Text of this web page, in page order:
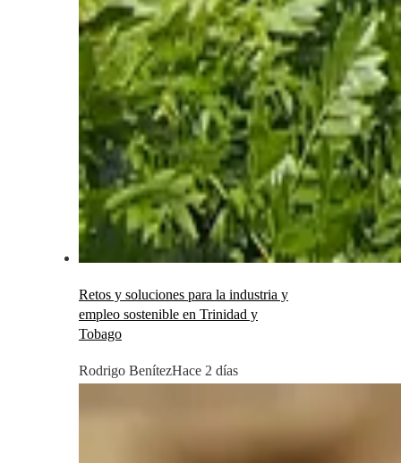
Retos y soluciones para la industria y
empleo sostenible en Trinidad y
Tobago
Rodrigo BenítezHace 2 días